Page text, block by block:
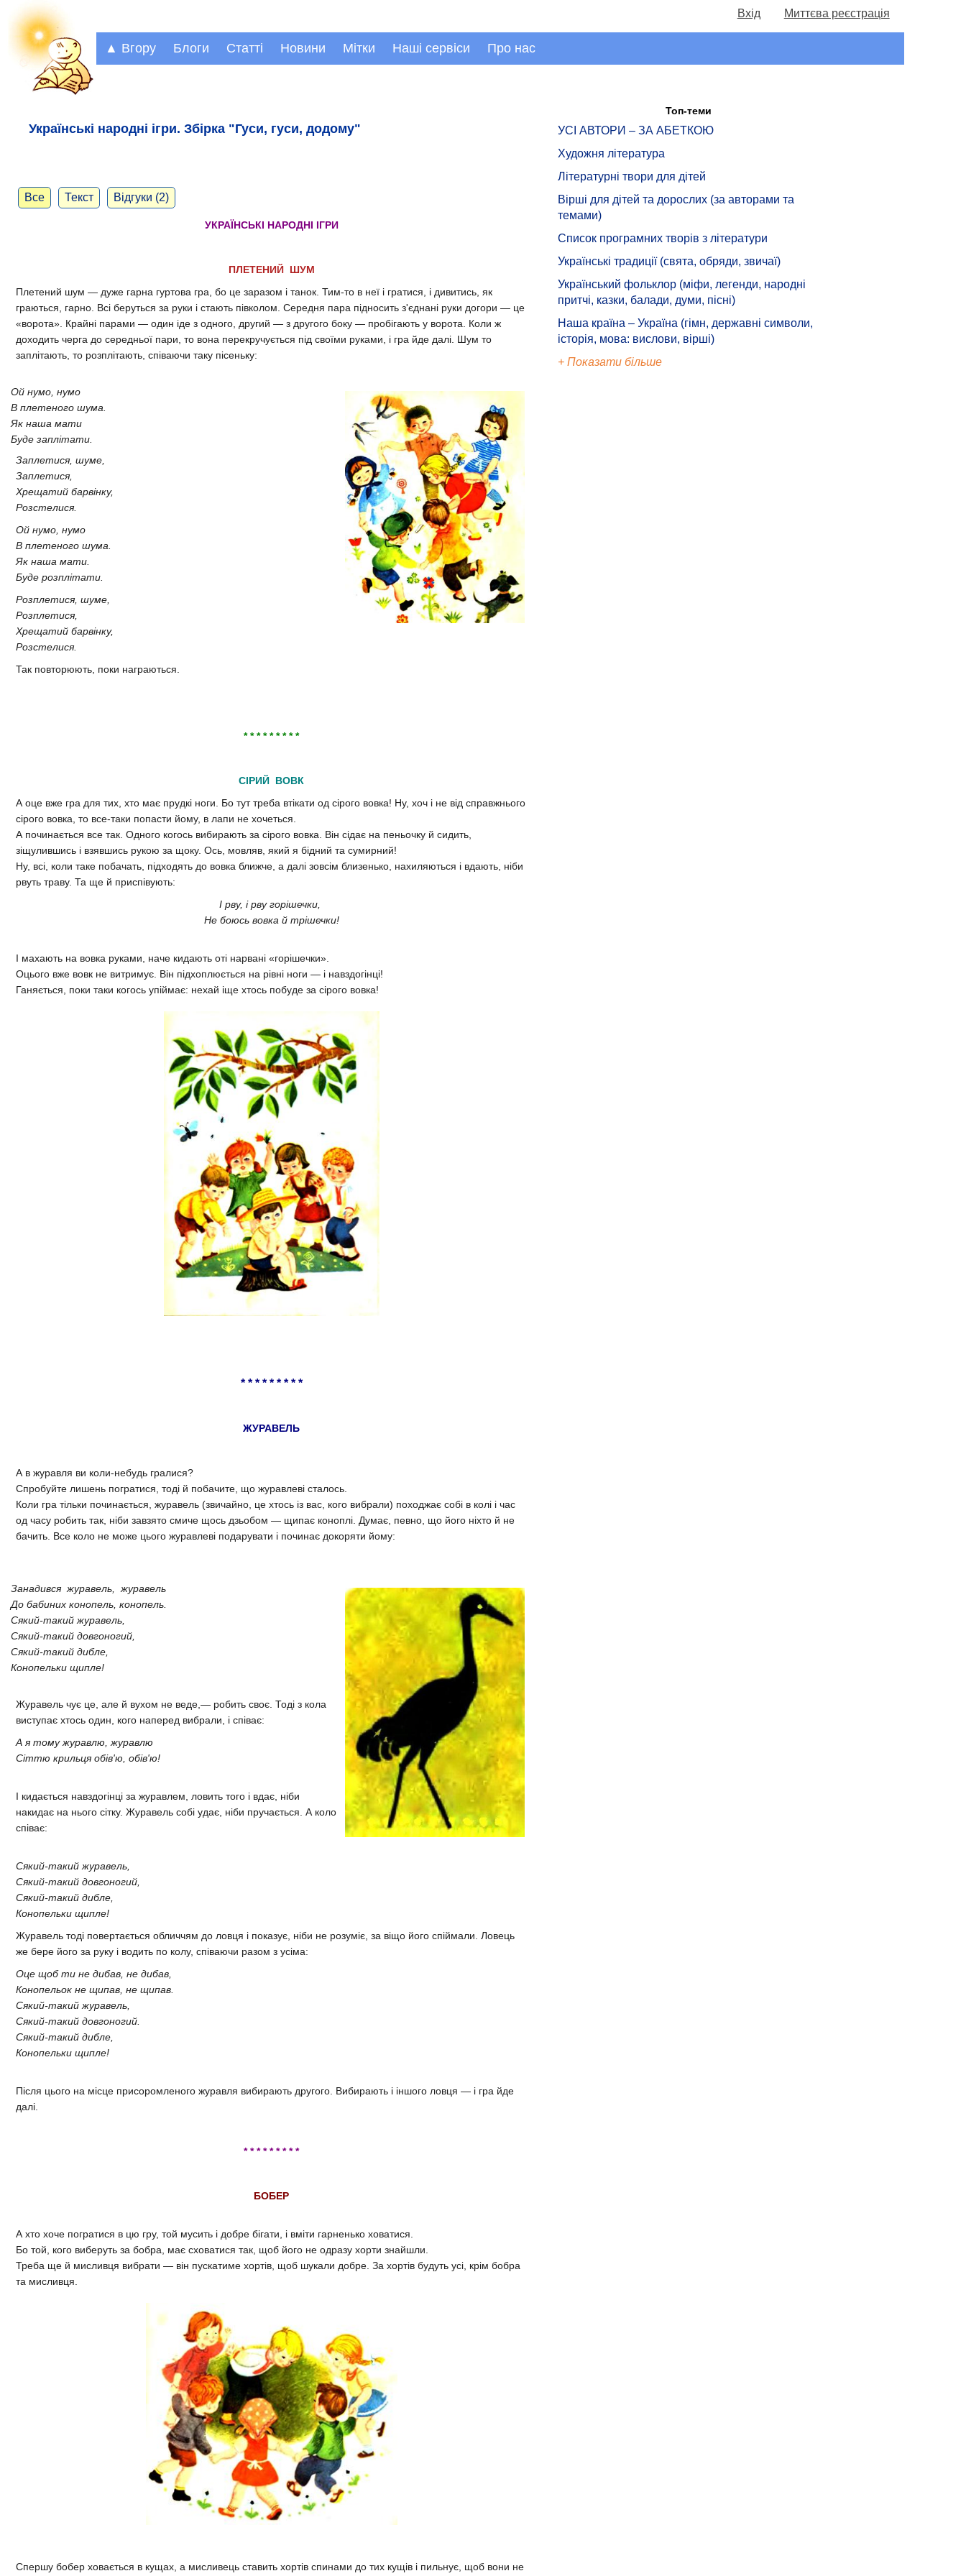
Вхід Миттєва реєстрація
▲ Вгору Блоги Статті Новини Мітки Наші сервіси Про нас
Українські народні ігри. Збірка "Гуси, гуси, додому"
Все Текст Відгуки (2)
УКРАЇНСЬКІ НАРОДНІ ІГРИ
ПЛЕТЕНИЙ ШУМ
Плетений шум — дуже гарна гуртова гра, бо це заразом і танок. Тим-то в неї і гратися, і дивитись, як
граються, гарно. Всі беруться за руки і стають півколом. Середня пара підносить з'єднані руки догори — це
«ворота». Крайні парами — один іде з одного, другий — з другого боку — пробігають у ворота. Коли ж
доходить черга до середньої пари, то вона перекручується під своїми руками, і гра йде далі. Шум то
заплітають, то розплітають, співаючи таку пісеньку:
Ой нумо, нумо
В плетеного шума.
Як наша мати
Буде заплітати.
Заплетися, шуме,
Заплетися,
Хрещатий барвінку,
Розстелися.
Ой нумо, нумо
В плетеного шума.
Як наша мати.
Буде розплітати.
Розплетися, шуме,
Розплетися,
Хрещатий барвінку,
Розстелися.
Так повторюють, поки награються.
* * * * * * * * *
СІРИЙ ВОВК
А оце вже гра для тих, хто має прудкі ноги. Бо тут треба втікати од сірого вовка! Ну, хоч і не від справжнього
сірого вовка, то все-таки попасти йому, в лапи не хочеться.
А починається все так. Одного когось вибирають за сірого вовка. Він сідає на пеньочку й сидить,
зіщулившись і взявшись рукою за щоку. Ось, мовляв, який я бідний та сумирний!
Ну, всі, коли таке побачать, підходять до вовка ближче, а далі зовсім близенько, нахиляються і вдають, ніби
рвуть траву. Та ще й приспівують:
І рву, і рву горішечки,
Не боюсь вовка й трішечки!
І махають на вовка руками, наче кидають оті нарвані «горішечки».
Оцього вже вовк не витримує. Він підхоплюється на рівні ноги — і навздогінці!
Ганяється, поки таки когось упіймає: нехай іще хтось побуде за сірого вовка!
* * * * * * * * *
ЖУРАВЕЛЬ
А в журавля ви коли-небудь гралися?
Спробуйте лишень погратися, тоді й побачите, що журавлеві сталось.
Коли гра тільки починається, журавель (звичайно, це хтось із вас, кого вибрали) походжає собі в колі і час
од часу робить так, ніби завзято смиче щось дзьобом — щипає коноплі. Думає, певно, що його ніхто й не
бачить. Все коло не може цього журавлеві подарувати і починає докоряти йому:
Занадився журавель, журавель
До бабиних конопель, конопель.
Сякий-такий журавель,
Сякий-такий довгоногий,
Сякий-такий дибле,
Конопельки щипле!
Журавель чує це, але й вухом не веде,— робить своє. Тоді з кола
виступає хтось один, кого наперед вибрали, і співає:
А я тому журавлю, журавлю
Сіттю крильця обів'ю, обів'ю!​
І кидається навздогінці за журавлем, ловить того і вдає, ніби
накидає на нього сітку. Журавель собі удає, ніби пручається. А коло
співає:
Сякий-такий журавель,
Сякий-такий довгоногий,
Сякий-такий дибле,
Конопельки щипле!
Журавель тоді повертається обличчям до ловця і показує, ніби не розуміє, за віщо його спіймали. Ловець
же бере його за руку і водить по колу, співаючи разом з усіма:
Оце щоб ти не дибав, не дибав,
Конопельок не щипав, не щипав.
Сякий-такий журавель,
Сякий-такий довгоногий.
Сякий-такий дибле,
Конопельки щипле!
Після цього на місце присоромленого журавля вибирають другого. Вибирають і іншого ловця — і гра йде
далі.
* * * * * * * * *
БОБЕР
А хто хоче погратися в цю гру, той мусить і добре бігати, і вміти гарненько ховатися.
Бо той, кого виберуть за бобра, має сховатися так, щоб його не одразу хорти знайшли.
Треба ще й мисливця вибрати — він пускатиме хортів, щоб шукали добре. За хортів будуть усі, крім бобра
та мисливця.
Спершу бобер ховається в кущах, а мисливець ставить хортів спинами до тих кущів і пильнує, щоб вони не
Топ-теми
УСІ АВТОРИ – ЗА АБЕТКОЮ
Художня література
Літературні твори для дітей
Вірші для дітей та дорослих (за авторами та
темами)
Список програмних творів з літератури
Українські традиції (свята, обряди, звичаї)
Український фольклор (міфи, легенди, народні
притчі, казки, балади, думи, пісні)
Наша країна – Україна (гімн, державні символи,
історія, мова: вислови, вірші)
+ Показати більше